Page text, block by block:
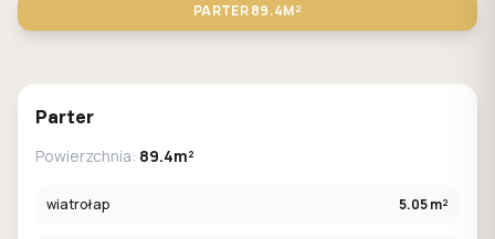
PARTER89.4M²
Parter
Powierzchnia: 89.4m²
wiatrołap 5.05 m²